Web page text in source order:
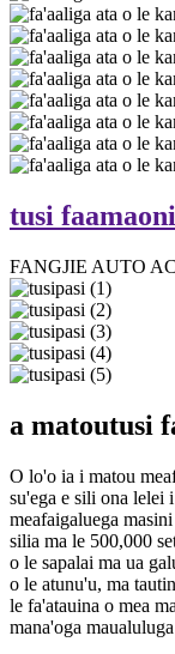
tusi
FANGJIE AUTO
a matoutusi
O lo'o ia i matou
su'ega e sili ona lelei
meafaigaluega
silia ma le 500,000
o le sapalai ma ua
o le atunu'u, ma
le fa'atauina o mea
mana'oga